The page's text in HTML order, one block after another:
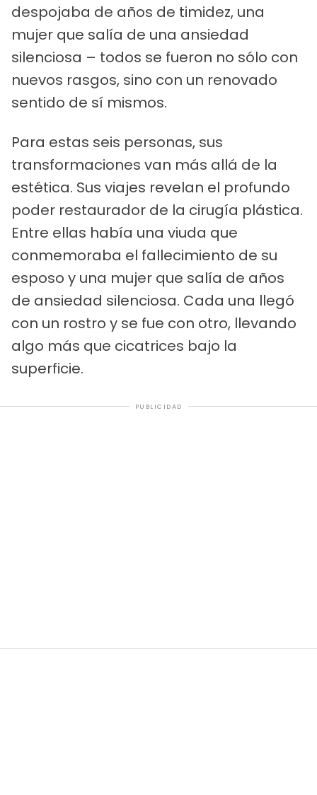
despojaba de años de timidez, una
mujer que salía de una ansiedad
silenciosa – todos se fueron no sólo con
nuevos rasgos, sino con un renovado
sentido de sí mismos.
Para estas seis personas, sus
transformaciones van más allá de la
estética. Sus viajes revelan el profundo
poder restaurador de la cirugía plástica.
Entre ellas había una viuda que
conmemoraba el fallecimiento de su
esposo y una mujer que salía de años
de ansiedad silenciosa. Cada una llegó
con un rostro y se fue con otro, llevando
algo más que cicatrices bajo la
superficie.
PUBLICIDAD